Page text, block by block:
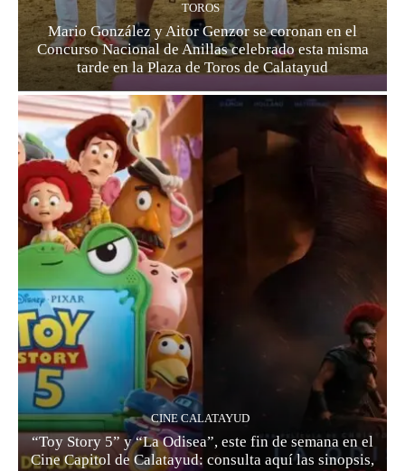
TOROS
Mario González y Aitor Genzor se coronan en el
Concurso Nacional de Anillas celebrado esta misma
tarde en la Plaza de Toros de Calatayud
CINE CALATAYUD
“Toy Story 5” y “La Odisea”, este fin de semana en el
Cine Capitol de Calatayud: consulta aquí las sinopsis,